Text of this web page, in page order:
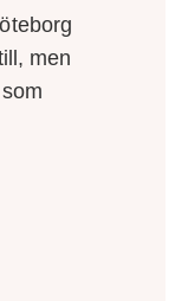
men